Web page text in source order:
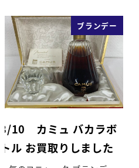
ブランデー
3/10 カミュ バカラボ
トル お買取りしました